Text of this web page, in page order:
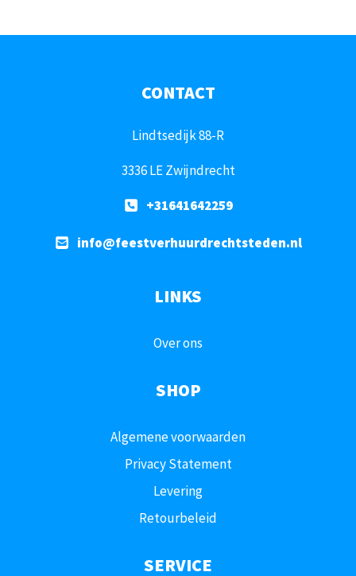
CONTACT
Lindtsedijk 88-R
3336 LE Zwijndrecht
+31641642259
info@feestverhuurdrechtsteden.nl
LINKS
Over ons
SHOP
Algemene voorwaarden
Privacy Statement
Levering
Retourbeleid
SERVICE